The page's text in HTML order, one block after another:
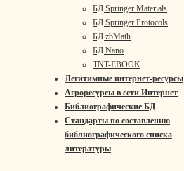
БД Springer Materials
БД Springer Protocols
БД zbMath
БД Nano
TNT-EBOOK
Легитимные интернет-ресурсы
Агроресурсы в сети Интернет
Библиографические БД
Стандарты по составлению
библиографического списка
литературы